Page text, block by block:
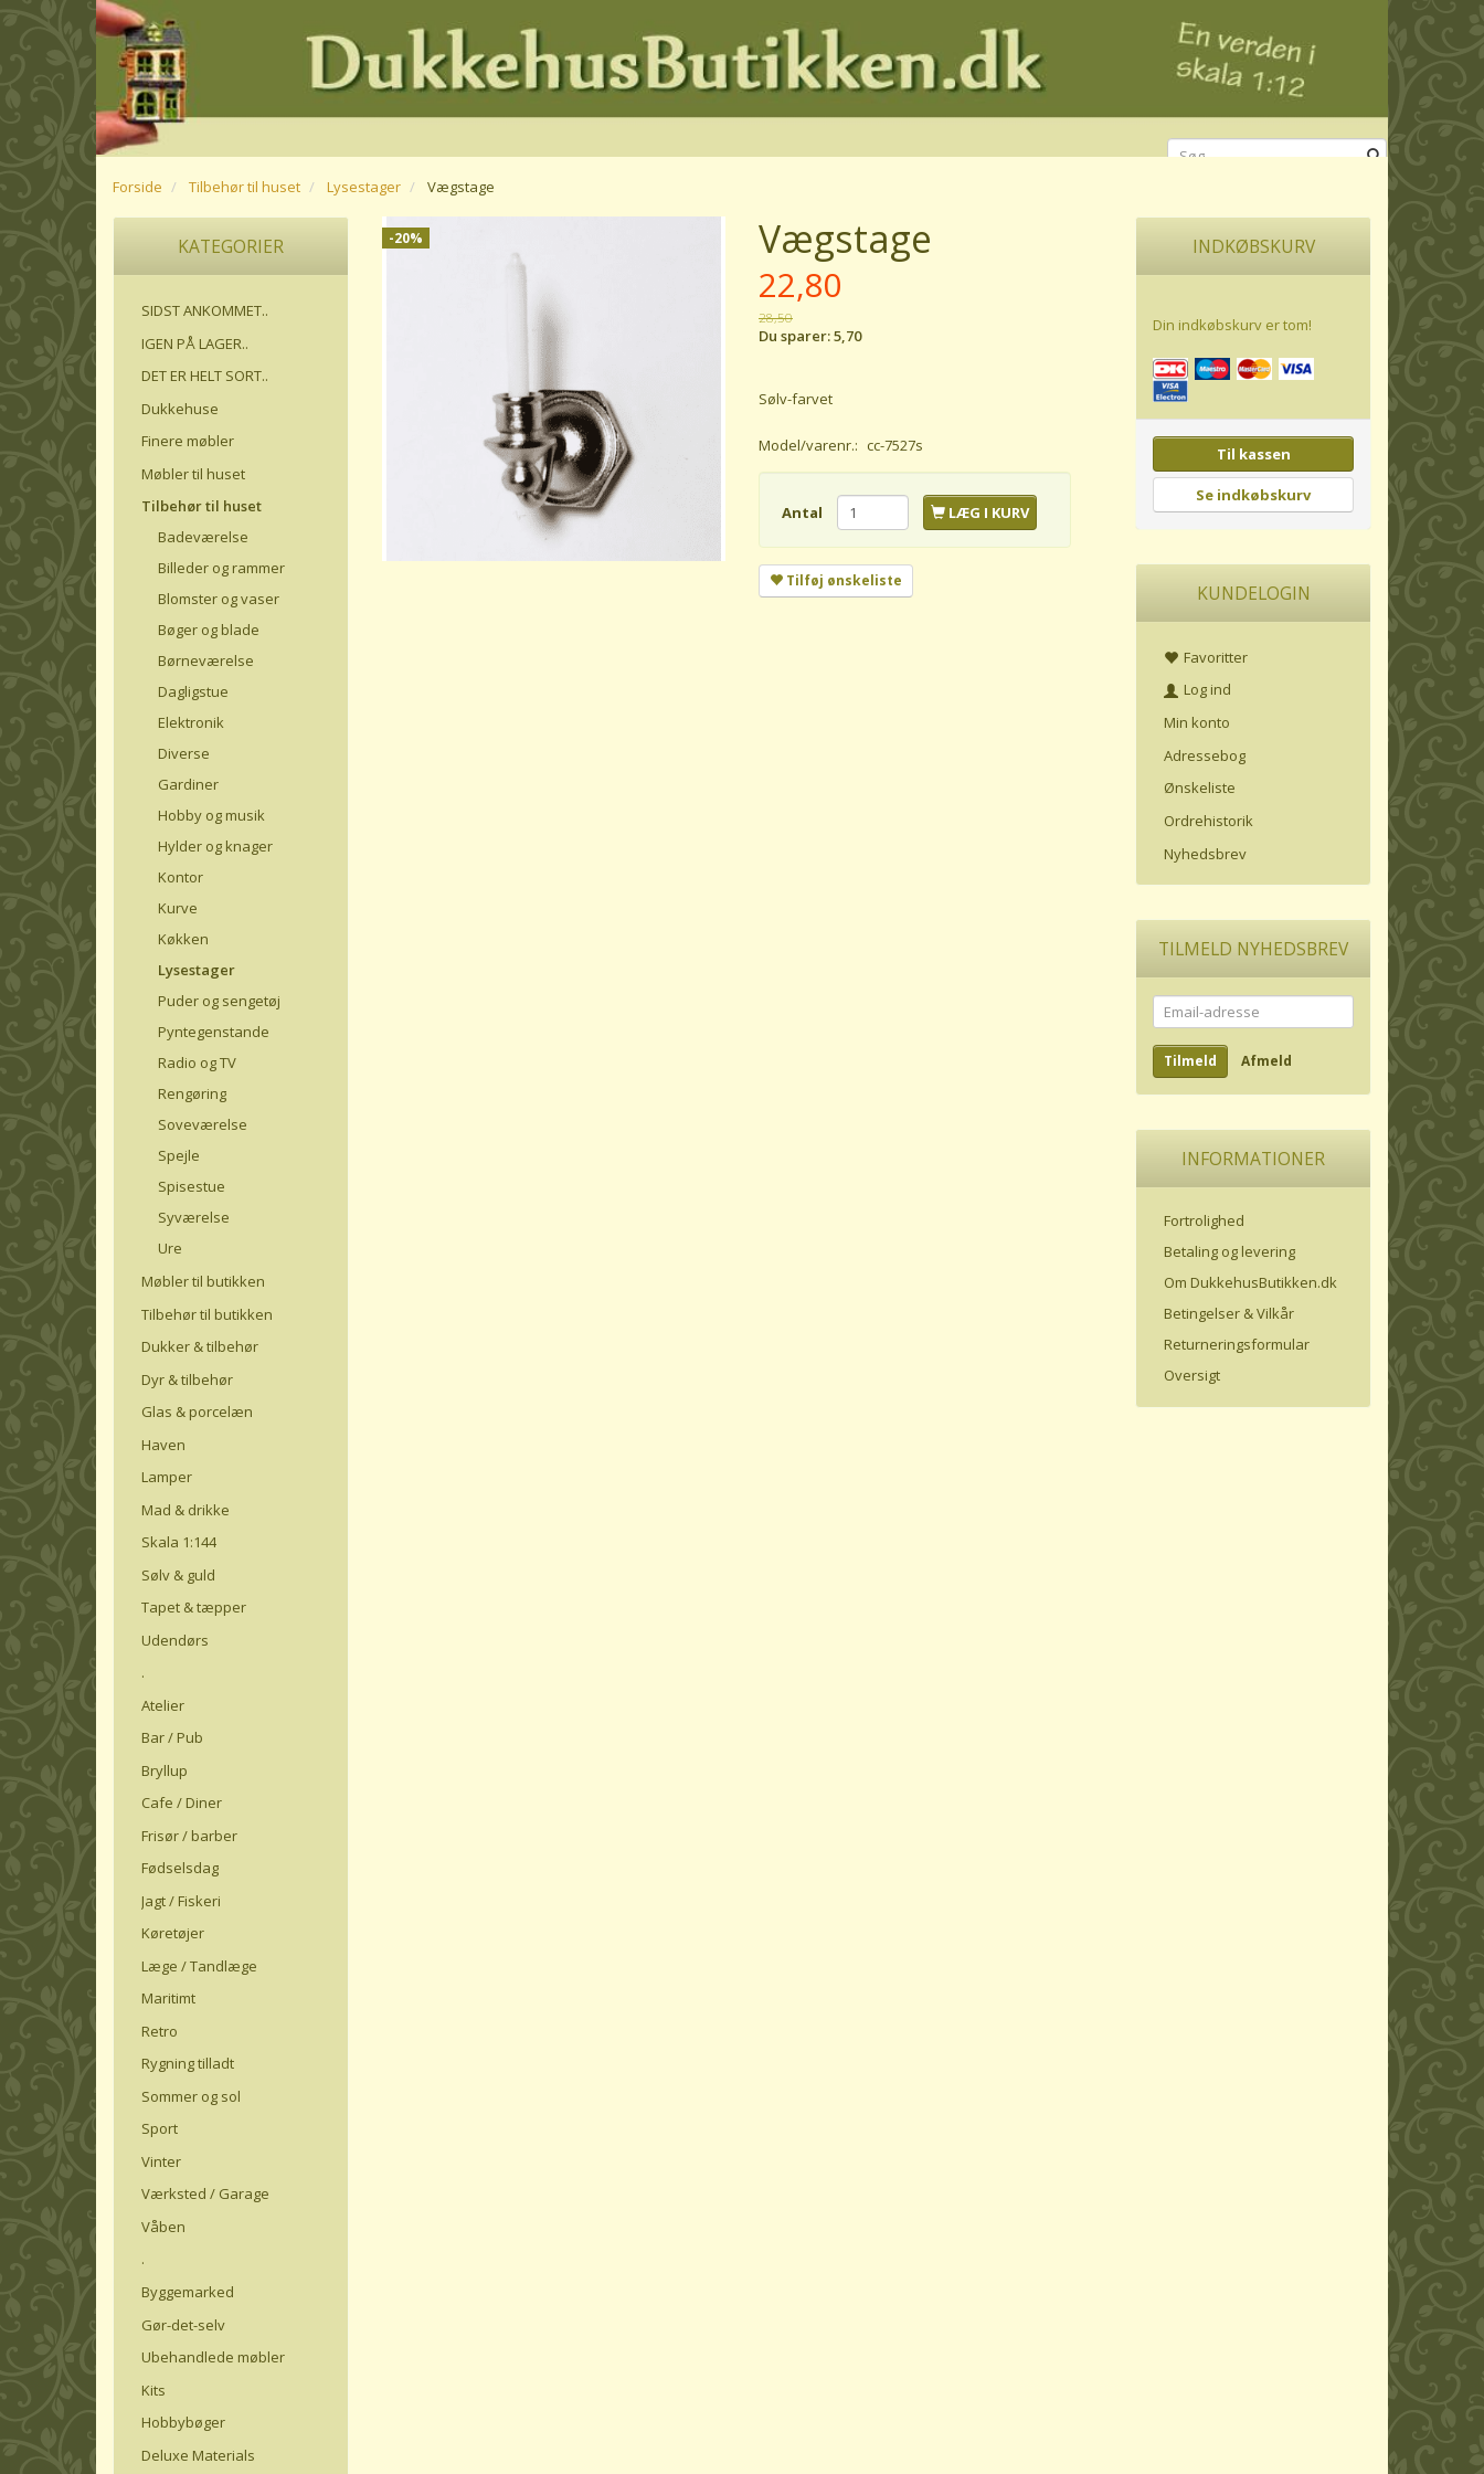
Forside Tilbehør til huset Lysestager Vægstage
KATEGORIER
SIDST ANKOMMET..
IGEN PÅ LAGER..
DET ER HELT SORT..
Dukkehuse
Finere møbler
Møbler til huset
Tilbehør til huset
Badeværelse
Billeder og rammer
Blomster og vaser
Bøger og blade
Børneværelse
Dagligstue
Elektronik
Diverse
Gardiner
Hobby og musik
Hylder og knager
Kontor
Kurve
Køkken
Lysestager
Puder og sengetøj
Pyntegenstande
Radio og TV
Rengøring
Soveværelse
Spejle
Spisestue
Syværelse
Ure
Møbler til butikken
Tilbehør til butikken
Dukker & tilbehør
Dyr & tilbehør
Glas & porcelæn
Haven
Lamper
Mad & drikke
Skala 1:144
Sølv & guld
Tapet & tæpper
Udendørs
.
Atelier
Bar / Pub
Bryllup
Cafe / Diner
Frisør / barber
Fødselsdag
Jagt / Fiskeri
Køretøjer
Læge / Tandlæge
Maritimt
Retro
Rygning tilladt
Sommer og sol
Sport
Vinter
Værksted / Garage
Våben
.
Byggemarked
Gør-det-selv
Ubehandlede møbler
Kits
Hobbybøger
Deluxe Materials
-20% Vægstage
22,80
28,50
Du sparer:5,70
Sølv-farvet
Model/varenr.: cc-7527s
Antal LÆG I KURV
Tilføj ønskeliste
INDKØBSKURV
Din indkøbskurv er tom!
Til kassen
Se indkøbskurv
KUNDELOGIN
Favoritter
Log ind
Min konto
Adressebog
Ønskeliste
Ordrehistorik
Nyhedsbrev
TILMELD NYHEDSBREV
Email-
adresse
Tilmeld Afmeld
INFORMATIONER
Fortrolighed
Betaling og levering
Om DukkehusButikken.dk
Betingelser & Vilkår
Returneringsformular
Oversigt